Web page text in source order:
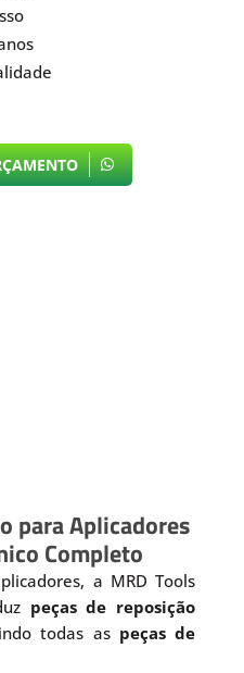
para Aplicadores
Completo
a MRD Tools
peças de reposição
todas as peças de